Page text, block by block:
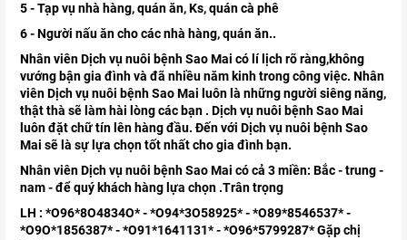
5 - Tạp vụ nhà hàng, quán ăn, Ks, quán cà phê
6 - Người nấu ăn cho các nhà hàng, quán ăn..
Nhân viên Dịch vụ nuôi bệnh Sao Mai có lí lịch rõ ràng,không
vướng bận gia đình và đã nhiều năm kinh trong công việc. Nhân
viên Dịch vụ nuôi bệnh Sao Mai luôn là những người siêng năng,
thật thà sẽ làm hài lòng các bạn . Dịch vụ nuôi bệnh Sao Mai
luôn đặt chữ tín lên hàng đầu. Đến với Dịch vụ nuôi bệnh Sao
Mai sẽ là sự lựa chọn tốt nhất cho gia đình bạn.
Nhân viên Dịch vụ nuôi bệnh Sao Mai có cả 3 miền: Bắc - trung -
nam - để quý khách hàng lựa chọn .Trân trọng
LH : *O96*8O4834O* - *O94*3O58925* - *O89*8546537* -
*O9O*1856387* - *O91*1641131* - *O96*5799287* Gặp chị